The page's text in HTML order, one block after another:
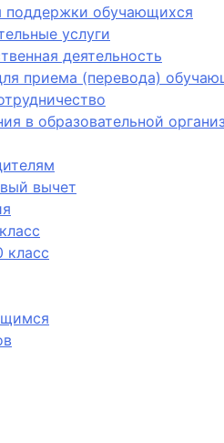
обучающихся
услуги
деятельность
приема (перевода)
в образовательной
вычет
класс